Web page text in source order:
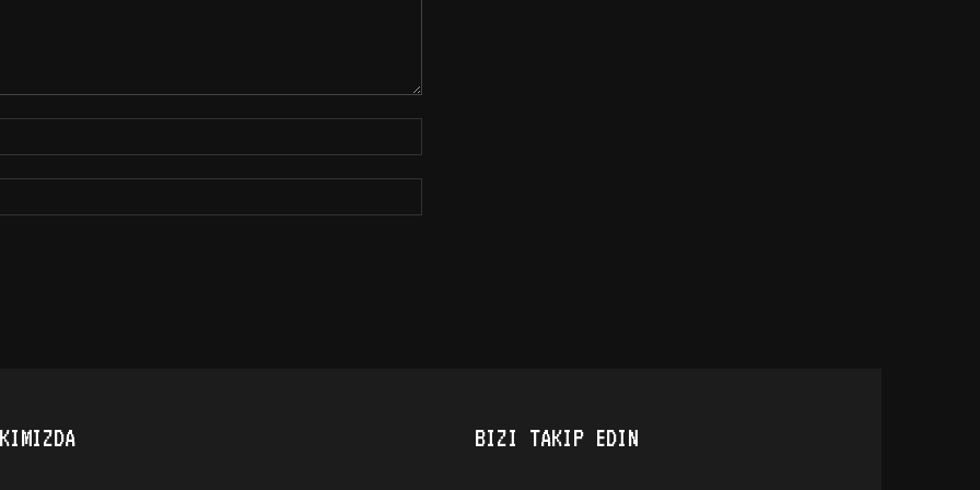
BIZI TAKIP EDIN